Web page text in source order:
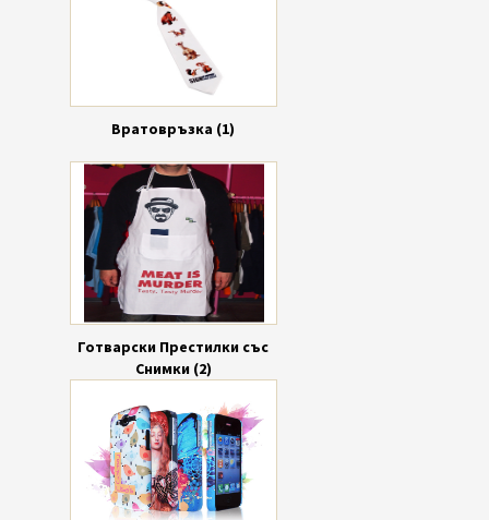
Вратовръзка (1)
Готварски Престилки със
Снимки (2)